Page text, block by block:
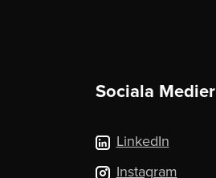
Sociala Medier
LinkedIn
Instagram